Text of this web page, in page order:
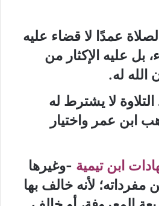
عمدًا لا قضاء عليه
بل عليه الإكثار من
الله له.
لا يشترط له
ابن عمر واختيار
ابن تيمية -وغيرها
لأنه خالف بها